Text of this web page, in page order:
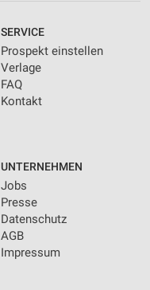
SERVICE
Prospekt einstellen
Verlage
FAQ
Kontakt
UNTERNEHMEN
Jobs
Presse
Datenschutz
AGB
Impressum